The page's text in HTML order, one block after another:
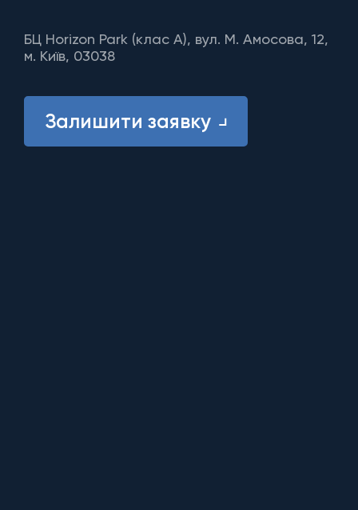
БЦ Horizon Park (клас A), вул. М. Амосова, 12,
м. Київ, 03038
Залишити заявку